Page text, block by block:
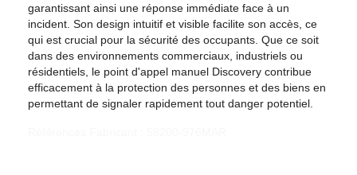
garantissant ainsi une réponse immédiate face à un
incident. Son design intuitif et visible facilite son accès, ce
qui est crucial pour la sécurité des occupants. Que ce soit
dans des environnements commerciaux, industriels ou
résidentiels, le point d'appel manuel Discovery contribue
efficacement à la protection des personnes et des biens en
permettant de signaler rapidement tout danger potentiel.